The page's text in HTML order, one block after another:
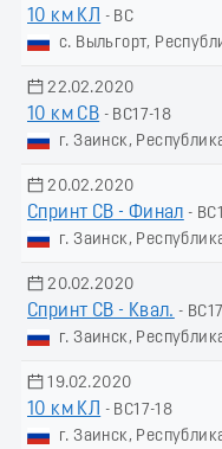
10 км КЛ
- ВС
с. Выльгорт,
22.02.2020
10 км СВ - ВС17-18
г. Заинск,
20.02.2020
Спринт СВ - Финал -
г. Заинск,
20.02.2020
Спринт СВ - Квал. -
г. Заинск,
19.02.2020
10 км КЛ
- ВС17-18
г. Заинск,